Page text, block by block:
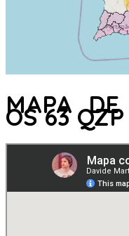
MAPA DE
OS 63 QZP